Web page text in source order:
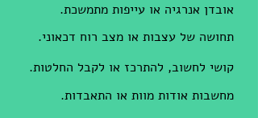
קושי לחשוב, להתרכז או לקבל החלטות.
מחשבות אודות מוות או התאבדות.
אובדן אנרגיה או עייפות מתמשכת.
תחושה של עצבות או מצב רוח דכאוני.